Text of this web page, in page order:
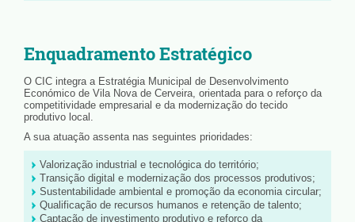
Enquadramento Estratégico
O CIC integra a Estratégia Municipal de Desenvolvimento
Económico de Vila Nova de Cerveira, orientada para o reforço da
competitividade empresarial e da modernização do tecido
produtivo local.
A sua atuação assenta nas seguintes prioridades:
Valorização industrial e tecnológica do território;
Transição digital e modernização dos processos produtivos;
Sustentabilidade ambiental e promoção da economia circular;
Qualificação de recursos humanos e retenção de talento;
Captação de investimento produtivo e reforço da